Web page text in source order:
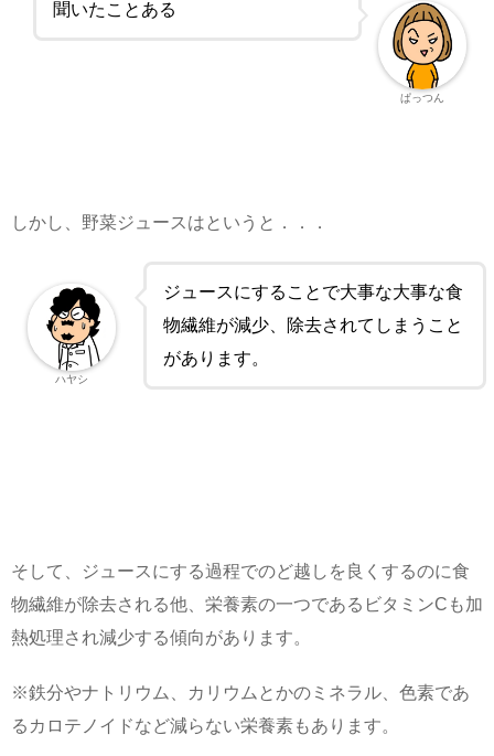
聞いたことある
ぱっつん
しかし、野菜ジュースはというと．．．
ジュースにすることで大事な大事な食
物繊維が減少、除去されてしまうこと
があります。
ハヤシ
そして、ジュースにする過程でのど越しを良くするのに食
物繊維が除去される他、栄養素の一つであるビタミンCも加
熱処理され減少する傾向があります。
※鉄分やナトリウム、カリウムとかのミネラル、色素であ
るカロテノイドなど減らない栄養素もあります。